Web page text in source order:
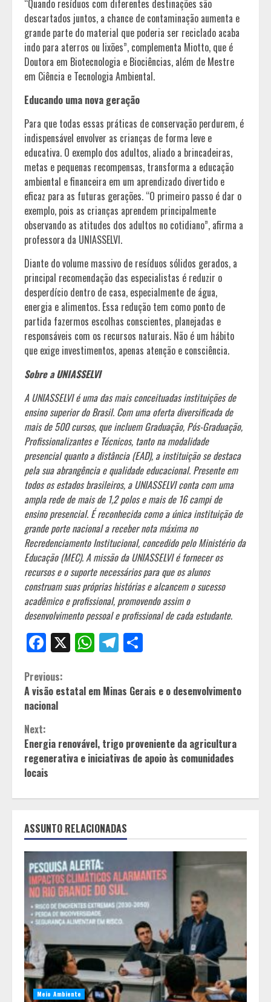
“Quando resíduos com diferentes destinações são
descartados juntos, a chance de contaminação aumenta e
grande parte do material que poderia ser reciclado acaba
indo para aterros ou lixões”, complementa Miotto, que é
Doutora em Biotecnologia e Biociências, além de Mestre
em Ciência e Tecnologia Ambiental.
Educando uma nova geração
Para que todas essas práticas de conservação perdurem, é
indispensável envolver as crianças de forma leve e
educativa. O exemplo dos adultos, aliado a brincadeiras,
metas e pequenas recompensas, transforma a educação
ambiental e financeira em um aprendizado divertido e
eficaz para as futuras gerações. “O primeiro passo é dar o
exemplo, pois as crianças aprendem principalmente
observando as atitudes dos adultos no cotidiano”, afirma a
professora da UNIASSELVI.
Diante do volume massivo de resíduos sólidos gerados, a
principal recomendação das especialistas é reduzir o
desperdício dentro de casa, especialmente de água,
energia e alimentos. Essa redução tem como ponto de
partida fazermos escolhas conscientes, planejadas e
responsáveis com os recursos naturais. Não é um hábito
que exige investimentos, apenas atenção e consciência.
Sobre a UNIASSELVI
A UNIASSELVI é uma das mais conceituadas instituições de
ensino superior do Brasil. Com uma oferta diversificada de
mais de 500 cursos, que incluem Graduação, Pós-Graduação,
Profissionalizantes e Técnicos, tanto na modalidade
presencial quanto a distância (EAD), a instituição se destaca
pela sua abrangência e qualidade educacional. Presente em
todos os estados brasileiros, a UNIASSELVI conta com uma
ampla rede de mais de 1,2 polos e mais de 16 campi de
ensino presencial. É reconhecida como a única instituição de
grande porte nacional a receber nota máxima no
Recredenciamento Institucional, concedido pelo Ministério da
Educação (MEC). A missão da UNIASSELVI é fornecer os
recursos e o suporte necessários para que os alunos
construam suas próprias histórias e alcancem o sucesso
acadêmico e profissional, promovendo assim o
desenvolvimento pessoal e profissional de cada estudante.
Facebook
X WhatsApp
Telegram
Continue
Reading
Previous:
A visão estatal em Minas Gerais e o desenvolvimento
nacional
Next:
Energia renovável, trigo proveniente da agricultura
regenerativa e iniciativas de apoio às comunidades
locais
ASSUNTO RELACIONADAS
Meio Ambiente